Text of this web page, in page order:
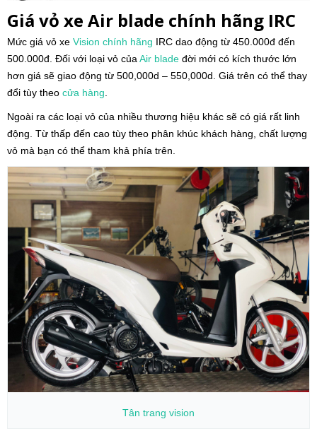
Giá vỏ xe Air blade chính hãng IRC
Mức giá vỏ xe Vision chính hãng IRC dao động từ 450.000đ đến
500.000đ. Đối với loại vỏ của Air blade đời mới có kích thước lớn
hơn giá sẽ giao động từ 500,000d – 550,000d. Giá trên có thể thay
đổi tùy theo cửa hàng
Ngoài ra các loại vỏ của nhiều thương hiệu khác sẽ có giá rất linh
động. Từ thấp đến cao tùy theo phân khúc khách hàng, chất lượng
vỏ mà bạn có thể tham khả phía trên.
Tân trang vision